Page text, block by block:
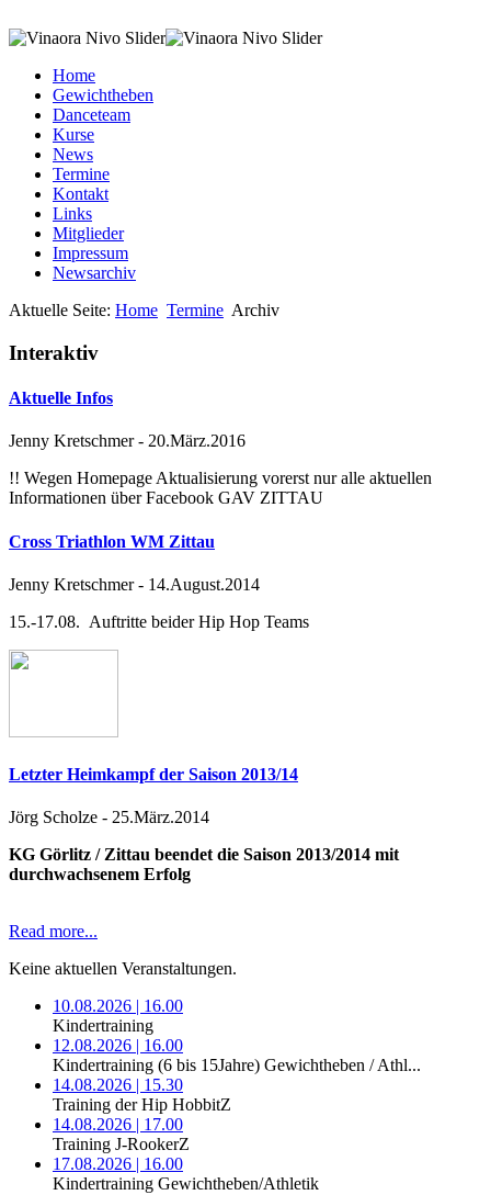
Home
Gewichtheben
Danceteam
Kurse
News
Termine
Kontakt
Links
Mitglieder
Impressum
Newsarchiv
Aktuelle Seite: Home Termine Archiv
Interaktiv
Aktuelle Infos
Jenny Kretschmer- 20.März.2016
!! Wegen Homepage Aktualisierung vorerst nur alle aktuellen
Informationen über Facebook GAV ZITTAU
Cross Triathlon WM Zittau
Jenny Kretschmer- 14.August.2014
15.-17.08. Auftritte beider Hip Hop Teams
Letzter Heimkampf der Saison 2013/14
Jörg Scholze - 25.März.2014
KG Görlitz / Zittau beendet die Saison 2013/2014 mit
durchwachsenem Erfolg
Read more...
Keine aktuellen Veranstaltungen.
10.08.2026 | 16.00
Kindertraining
12.08.2026 | 16.00
Kindertraining (6 bis 15Jahre) Gewichtheben / Athl...
14.08.2026 | 15.30
Training der Hip HobbitZ
14.08.2026 | 17.00
Training J-RookerZ
17.08.2026 | 16.00
Kindertraining Gewichtheben/Athletik